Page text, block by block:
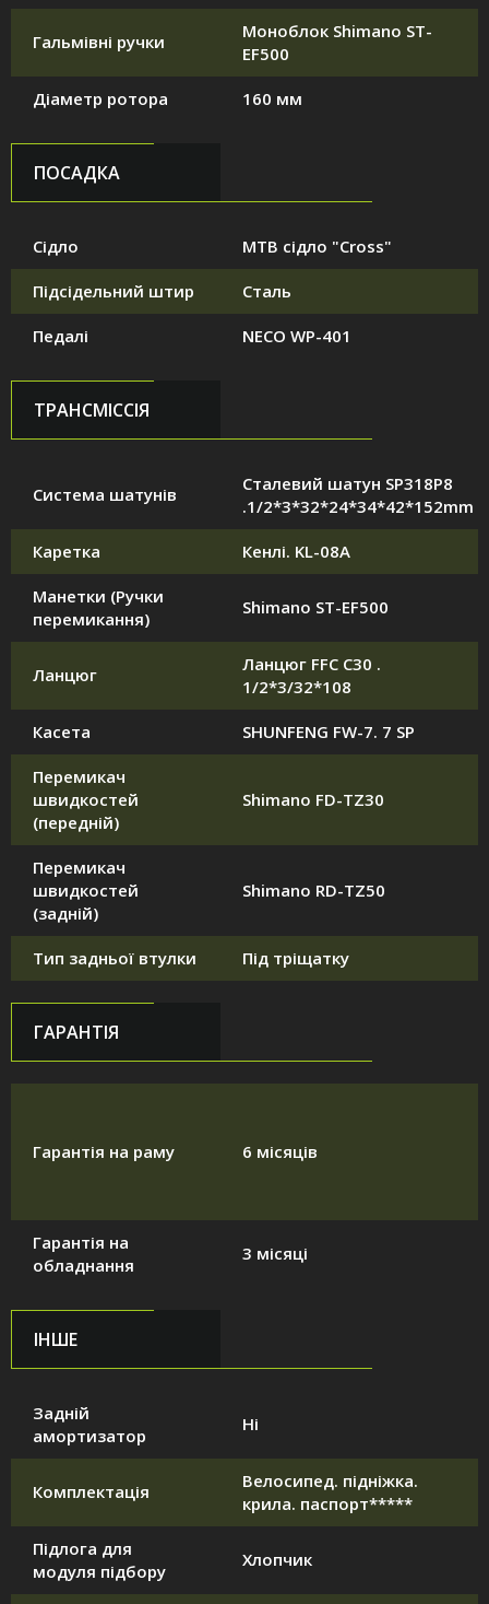
Гальмівні ручки
Моноблок Shimano ST-
EF500
Діаметр ротора 160 мм
ПОСАДКА
Сідло MTB сідло "Cross"
Підсідельний штир Сталь
Педалі NECO WP-401
ТРАНСМІССІЯ
Система шатунів
Сталевий шатун SP318P8
.1/2*3*32*24*34*42*152mm
Каретка Кенлі. KL-08A
Манетки (Ручки
перемикання)
Shimano ST-EF500
Ланцюг
Ланцюг FFC C30 .
1/2*3/32*108
Касета SHUNFENG FW-7. 7 SP
Перемикач
швидкостей
(передній)
Shimano FD-TZ30
Перемикач
швидкостей
(задній)
Shimano RD-TZ50
Тип задньої втулки Під тріщатку
ГАРАНТІЯ
Гарантія на раму 6 місяців
Гарантія на
обладнання
3 місяці
ІНШЕ
Задній
амортизатор
Ні
Комплектація
Велосипед. підніжка.
крила. паспорт*****
Підлога для
модуля підбору
Хлопчик